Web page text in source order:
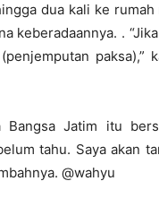
dua kali ke rumah
keberadaannya. .
paksa),”
Jatim itu
tahu. Saya akan
@wahyu